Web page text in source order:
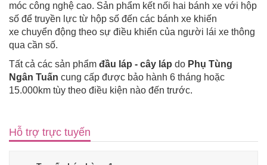
móc công nghệ cao. Sản phẩm kết nối hai bánh xe với hộp
số để truyền lực từ hộp số đến các bánh xe khiến
xe chuyển động theo sự điều khiển của người lái xe thông
qua cần số.
Tất cả các sản phẩm đầu láp - cây láp do Phụ Tùng
Ngân Tuấn cung cấp được bảo hành 6 tháng hoặc
15.000km tùy theo điều kiện nào đến trước.
Hỗ trợ trực tuyến